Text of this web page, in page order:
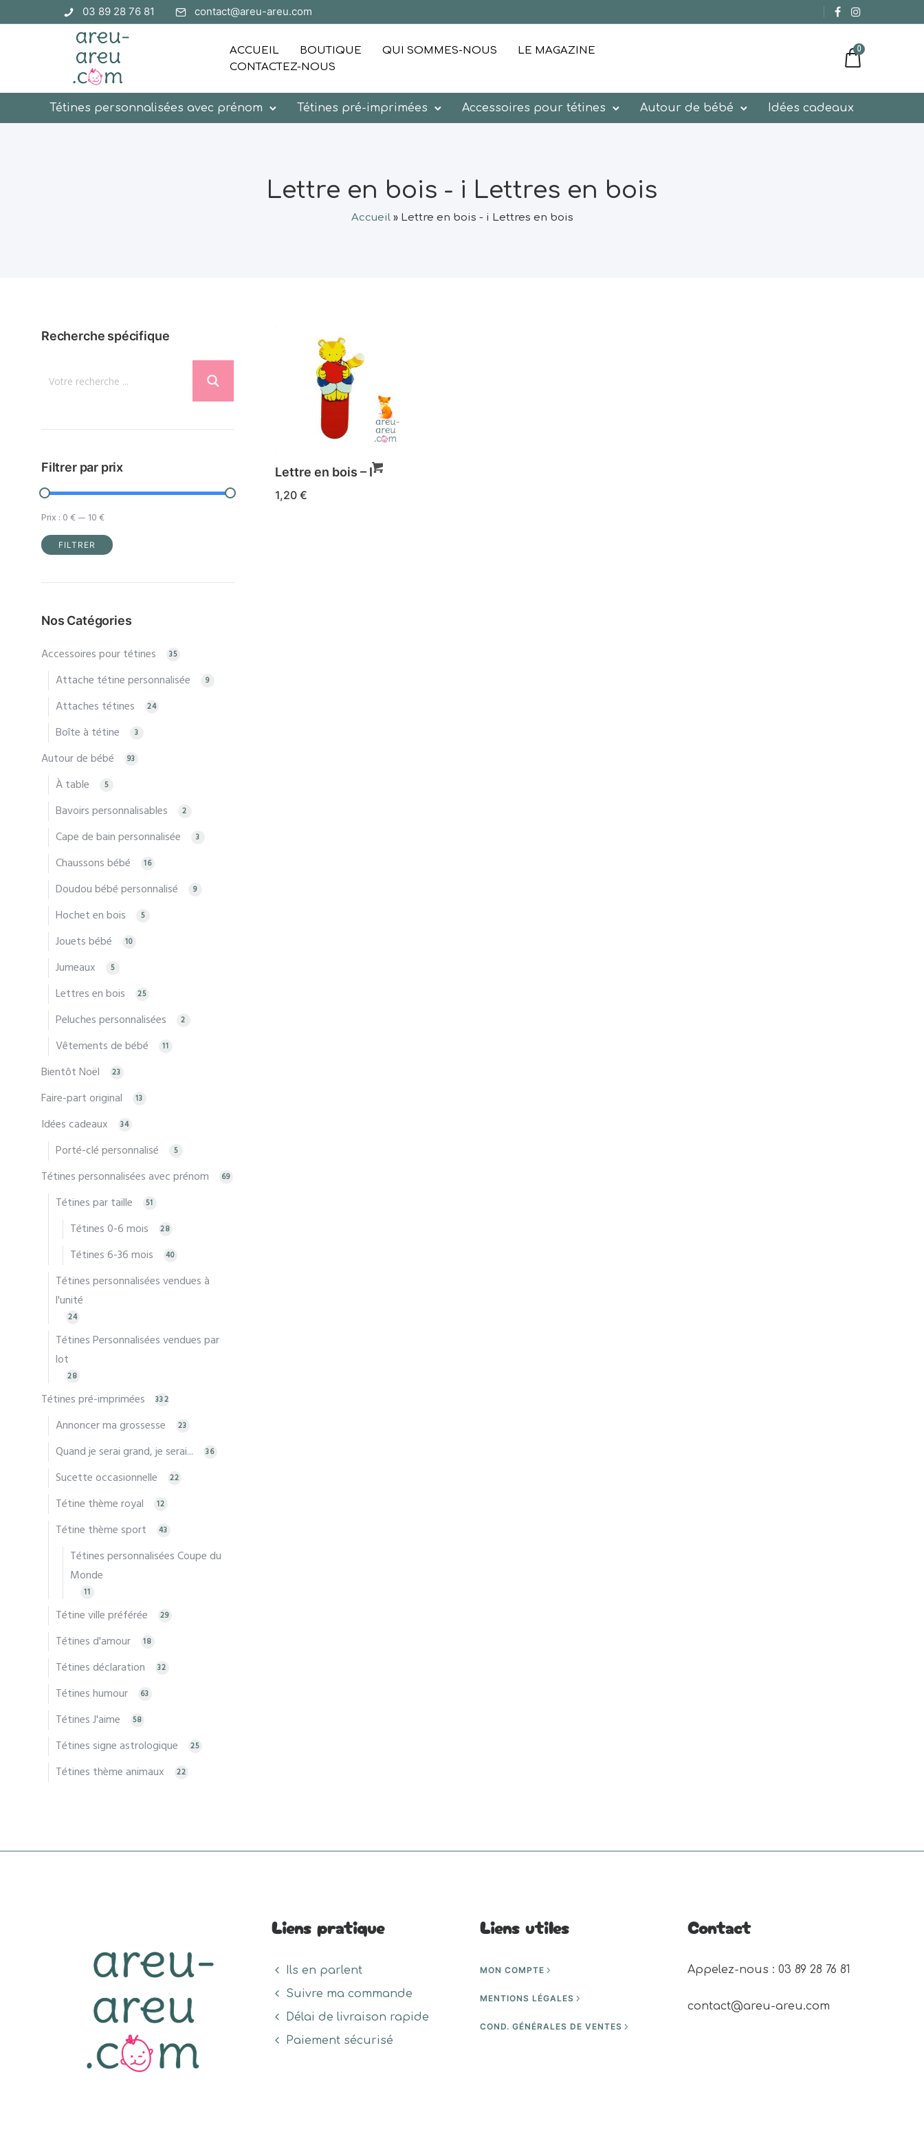
03 89 28 76 81 contact@areu-areu.com
ACCUEIL BOUTIQUE QUI SOMMES-NOUS
LE MAGAZINE
CONTACTEZ-NOUS
0
Tétines personnalisées avec prénom Tétines pré-imprimées Accessoires pour tétines Autour de bébé Idées cadeaux
Lettre en bois - i Lettres en bois
Accueil» Lettre en bois - i Lettres en bois
Lettre en bois – I
1,20 €
Recherche spécifique
Filtrer par prix
min
max
FILTRER
Prix : 0 €— 10 €
Nos Catégories
Accessoires pour tétines 35
Attache tétine personnalisée 9
Attaches tétines 24
Boîte à tétine 3
Autour de bébé 93
À table 5
Bavoirs personnalisables 2
Cape de bain personnalisée 3
Chaussons bébé 16
Doudou bébé personnalisé 9
Hochet en bois 5
Jouets bébé 10
Jumeaux 5
Lettres en bois 25
Peluches personnalisées 2
Vêtements de bébé 11
Bientôt Noël 23
Faire-part original 13
Idées cadeaux 34
Porté-clé personnalisé 5
Tétines personnalisées avec prénom 69
Tétines par taille 51
Tétines 0-6 mois 28
Tétines 6-36 mois 40
Tétines personnalisées vendues à
l'unité
24
Tétines Personnalisées vendues par
lot
28
Tétines pré-imprimées 332
Annoncer ma grossesse 23
Quand je serai grand, je serai... 36
Sucette occasionnelle 22
Tétine thème royal 12
Tétine thème sport 43
Tétines personnalisées Coupe du
Monde
11
Tétine ville préférée 29
Tétines d'amour 18
Tétines déclaration 32
Tétines humour 63
Tétines J'aime 58
Tétines signe astrologique 25
Tétines thème animaux 22
Liens pratique
Ils en parlent
Suivre ma commande
Délai de livraison rapide
Paiement sécurisé
Liens utiles
MON COMPTE
MENTIONS LÉGALES
COND. GÉNÉRALES DE VENTES
Contact
Appelez-nous : 03 89 28 76 81
contact@areu-areu.com